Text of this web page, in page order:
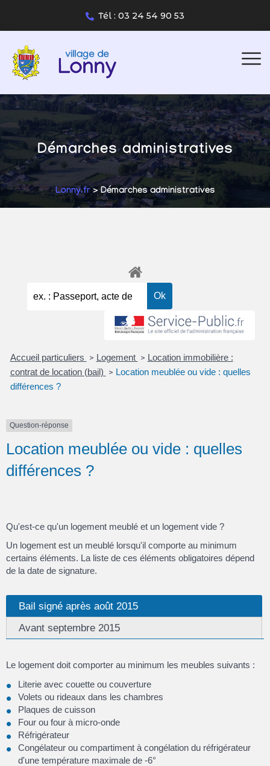
Tél : 03 24 54 90 53
Démarches administratives
Lonny.fr> Démarches administratives
Accueil particuliers > Logement > Location immobilière :
contrat de location (bail)
> Location meublée ou vide : quelles
différences ?
Question-réponse
Location meublée ou vide : quelles
différences ?
Qu'est-ce qu'un logement meublé et un logement vide ?
Un logement est un meublé lorsqu'il comporte au minimum
certains éléments. La liste de ces éléments obligatoires dépend
de la date de signature.
Bail signé après août 2015
Avant septembre 2015
Le logement doit comporter au minimum les meubles suivants :
Literie avec couette ou couverture
Volets ou rideaux dans les chambres
Plaques de cuisson
Four ou four à micro-onde
Réfrigérateur
Congélateur ou compartiment à congélation du réfrigérateur
d'une température maximale de -6°